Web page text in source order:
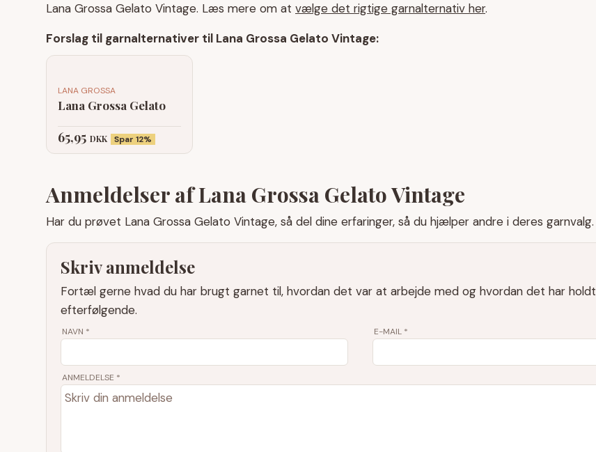
Lana Grossa Gelato Vintage. Læs mere om at vælge det rigtige garnalternativ her.
Forslag til garnalternativer til Lana Grossa Gelato Vintage:
LANA GROSSA
Lana Grossa Gelato
65,95 DKK Spar 12%
Anmeldelser af Lana Grossa Gelato Vintage
Har du prøvet Lana Grossa Gelato Vintage, så del dine erfaringer, så du hjælper andre i deres garnvalg.
Skriv anmeldelse
Fortæl gerne hvad du har brugt garnet til, hvordan det var at arbejde med og hvordan det har holdt
efterfølgende.
NAVN * E-MAIL *
ANMELDELSE *